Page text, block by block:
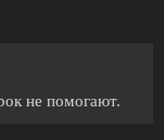
не помогают.